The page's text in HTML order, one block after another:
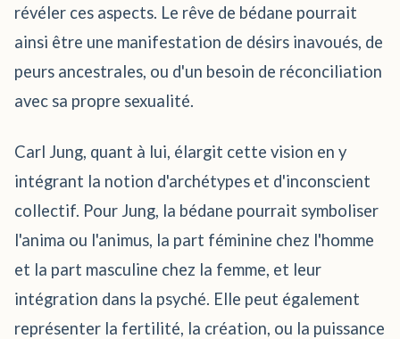
révéler ces aspects. Le rêve de bédane pourrait
ainsi être une manifestation de désirs inavoués, de
peurs ancestrales, ou d'un besoin de réconciliation
avec sa propre sexualité.
Carl Jung, quant à lui, élargit cette vision en y
intégrant la notion d'archétypes et d'inconscient
collectif. Pour Jung, la bédane pourrait symboliser
l'anima ou l'animus, la part féminine chez l'homme
et la part masculine chez la femme, et leur
intégration dans la psyché. Elle peut également
représenter la fertilité, la création, ou la puissance